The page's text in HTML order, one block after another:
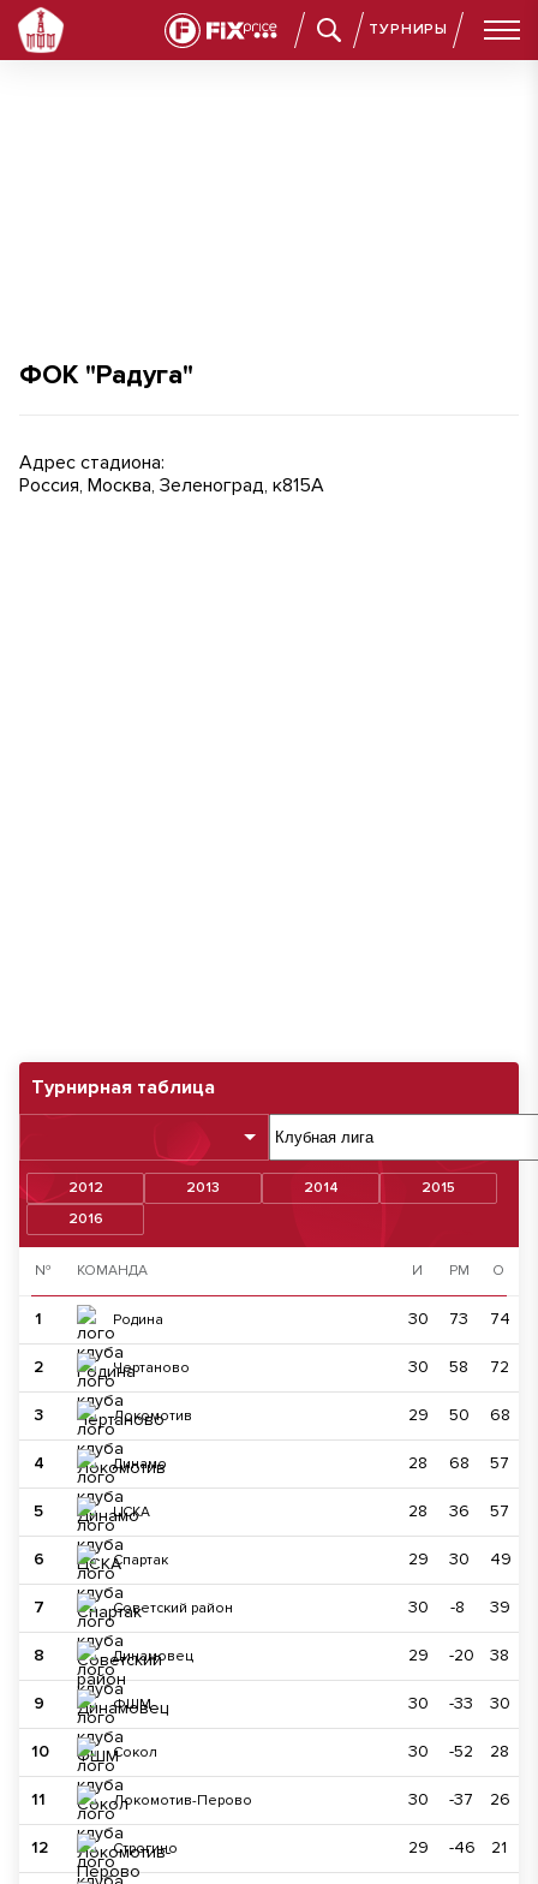
ТУРНИРЫ
ФОК "Радуга"
Турнирная таблица
2012 2013 2014
2015
2016
№ КОМАНДА И РМ О
1 Родина 30 73 74
2 Чертаново 30 58 72
3 Локомотив 29 50 68
4 Динамо 28 68 57
5 ЦСКА 28 36 57
6 Спартак 29 30 49
7 Советский район 30 -8 39
8 Динамовец 29 -20 38
9 ФШМ 30 -33 30
10 Сокол 30 -52 28
11 Локомотив-Перово 30 -37 26
12 Строгино 29 -46 21
ФОК "Радуга"
Адрес стадиона:
Россия, Москва, Зеленоград, к815А